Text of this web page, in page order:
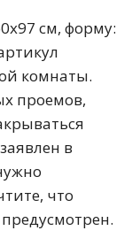
см, форму:
комнаты.
проемов,
в
что